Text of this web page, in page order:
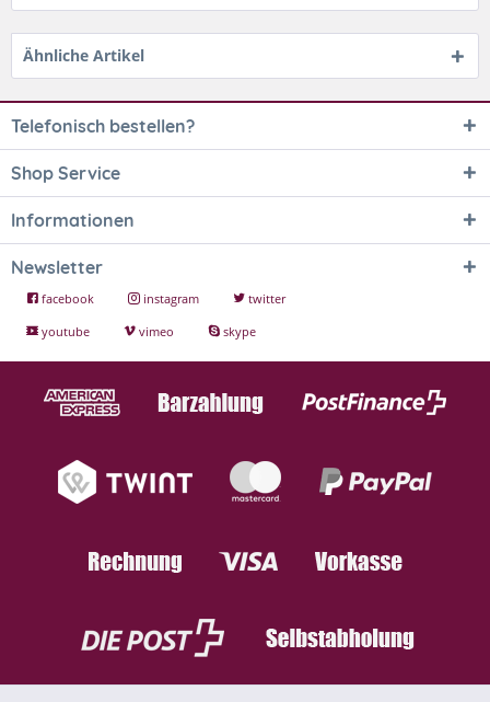
Ähnliche Artikel
Telefonisch bestellen?
Shop Service
Informationen
Newsletter
facebook instagram
twitter
youtube
vimeo skype